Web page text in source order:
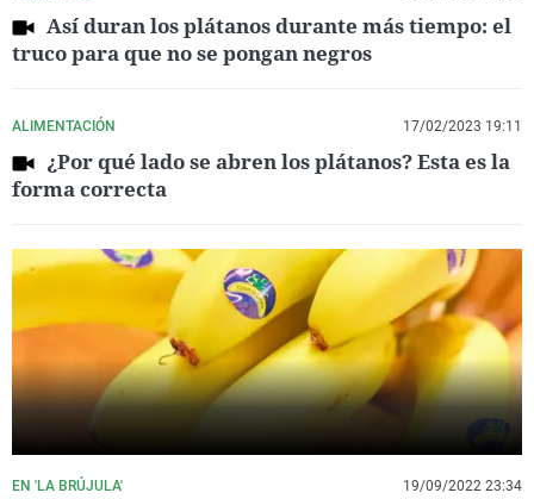
Así duran los plátanos durante más tiempo: el
truco para que no se pongan negros
ALIMENTACIÓN 17/02/2023 19:11
¿Por qué lado se abren los plátanos? Esta es la
forma correcta
EN 'LA BRÚJULA' 19/09/2022 23:34